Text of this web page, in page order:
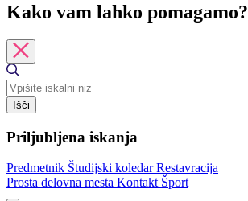
Kako vam lahko pomagamo?
Išči
Priljubljena iskanja
Predmetnik Študijski koledarRestavracija
Prosta delovna mesta Kontakt Šport